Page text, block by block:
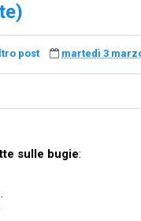
post martedì 3
sulle bugie: